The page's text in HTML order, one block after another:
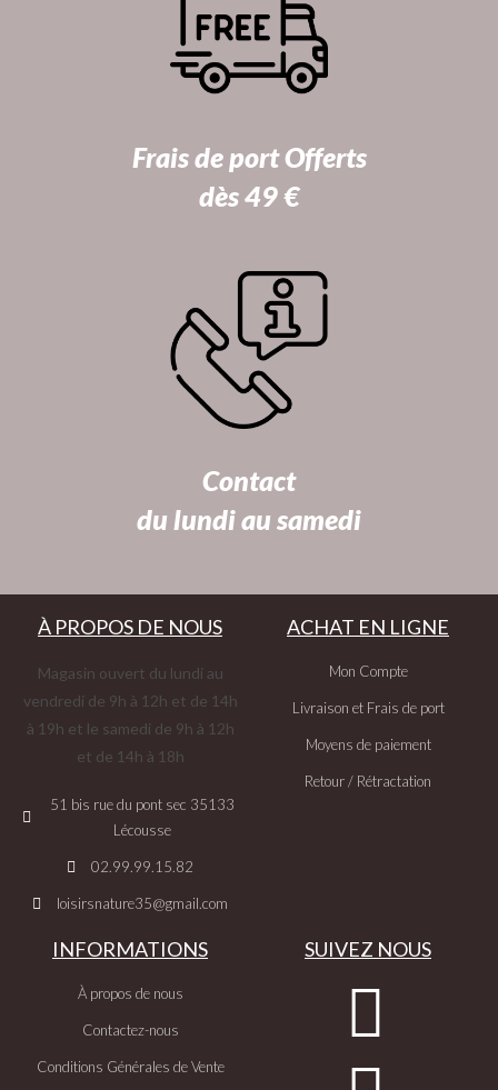
Frais de port Offerts
dès 49 €
Contact
du lundi au samedi
À PROPOS DE NOUS
Magasin ouvert du lundi au
vendredi de 9h à 12h et de 14h
à 19h et le samedi de 9h à 12h
et de 14h à 18h
51 bis rue du pont sec 35133
Lécousse
02.99.99.15.82
loisirsnature35@gmail.com
ACHAT EN LIGNE
Mon Compte
Livraison et Frais de port
Moyens de paiement
Retour / Rétractation
INFORMATIONS
À propos de nous
Contactez-nous
Conditions Générales de Vente
SUIVEZ NOUS